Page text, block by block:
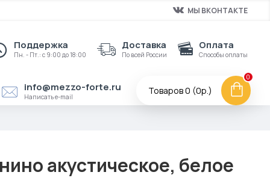
МЫ ВКОНТАКТЕ
Поддержка
Пн. - Пт.: с 9:00 до 18:00
Доставка
По всей России
Оплата
Способы оплаты
info@mezzo-forte.ru
Написать e-mail
Товаров 0 (0р.)
0
акустическое, белое